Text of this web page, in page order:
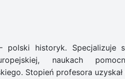
polski historyk.
naukach
Stopień profesora